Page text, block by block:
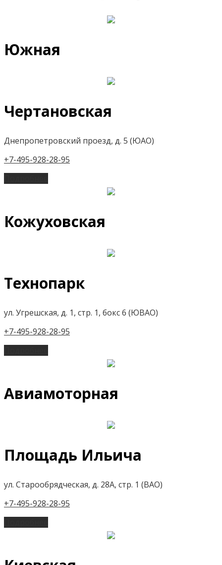
Южная
Чертановская
Днепропетровский проезд, д. 5 (ЮАО)
+7-495-928-28-95
Кожуховская
Технопарк
ул. Угрешская, д. 1, стр. 1, бокс 6 (ЮВАО)
+7-495-928-28-95
Авиамоторная
Площадь Ильича
ул. Старообрядческая, д. 28А, стр. 1 (ВАО)
+7-495-928-28-95